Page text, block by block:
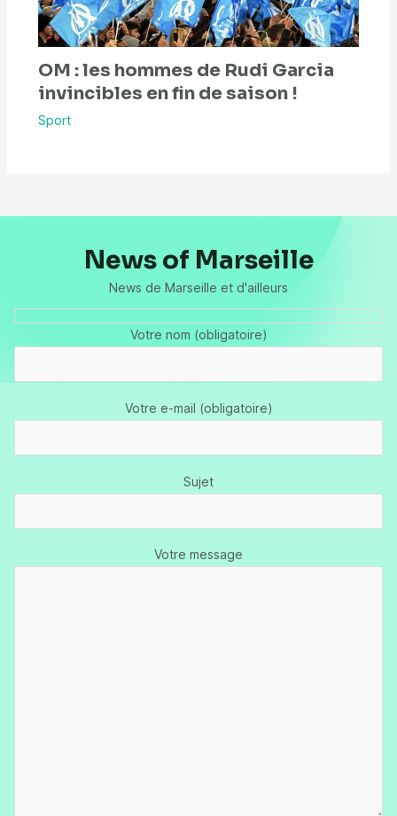
OM : les hommes de Rudi Garcia
invincibles en fin de saison !
Sport
News of Marseille
News de Marseille et d'ailleurs
Votre nom (obligatoire)
Votre e-mail (obligatoire)
Sujet
Votre message